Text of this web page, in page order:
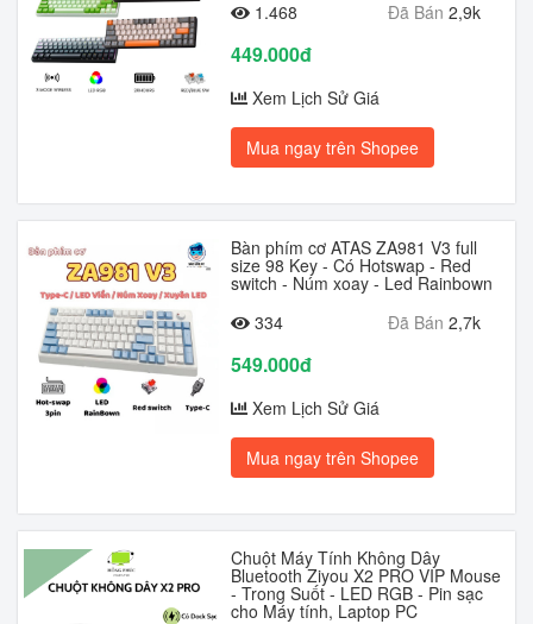
1.468 Đã Bán 2,9k
449.000đ
Xem Lịch Sử Giá
Mua ngay trên Shopee
Bàn phím cơ ATAS ZA981 V3 full
size 98 Key - Có Hotswap - Red
switch - Núm xoay - Led Rainbown
334
Đã Bán 2,7k
549.000đ
Xem Lịch Sử Giá
Mua ngay trên Shopee
Chuột Máy Tính Không Dây
Bluetooth Ziyou X2 PRO VIP Mouse
- Trong Suốt - LED RGB - Pin sạc
cho Máy tính, Laptop PC